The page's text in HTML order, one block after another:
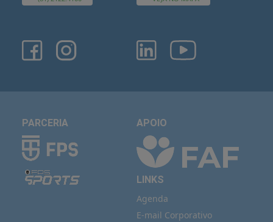
PARCERIA APOIO
LINKS
Agenda
E-mail Corporativo